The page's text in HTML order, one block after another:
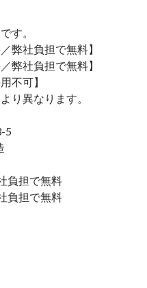
す。
弊社負担で無料】
弊社負担で無料】
不可】
り異なります。
5
負担で無料
負担で無料